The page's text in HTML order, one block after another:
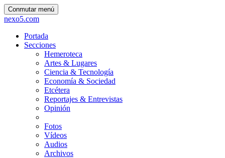
Conmutar menú
nexo5.com
Portada
Secciones
Hemeroteca
Artes & Lugares
Ciencia & Tecnología
Economía & Sociedad
Etcétera
Reportajes & Entrevistas
Opinión
Fotos
Vídeos
Audios
Archivos